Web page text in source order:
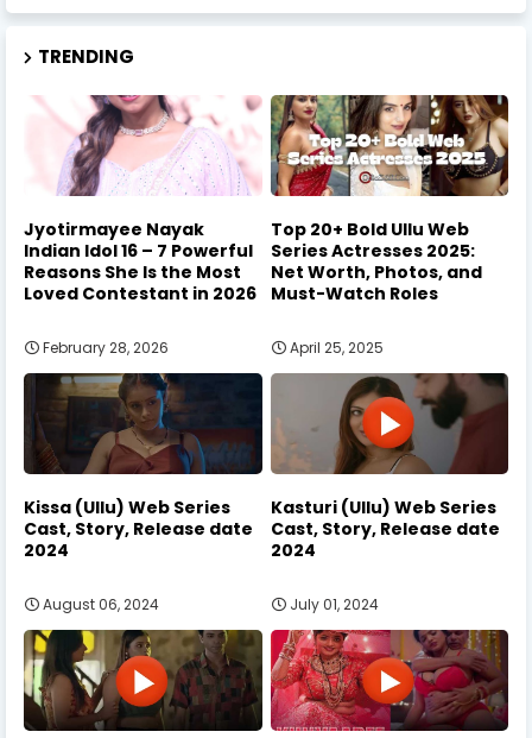
TRENDING
Jyotirmayee Nayak
Indian Idol 16 – 7 Powerful
Reasons She Is the Most
Loved Contestant in 2026
February 28, 2026
Top 20+ Bold Ullu Web
Series Actresses 2025:
Net Worth, Photos, and
Must-Watch Roles
April 25, 2025
Kissa (Ullu) Web Series
Cast, Story, Release date
2024
August 06, 2024
Kasturi (Ullu) Web Series
Cast, Story, Release date
2024
July 01, 2024